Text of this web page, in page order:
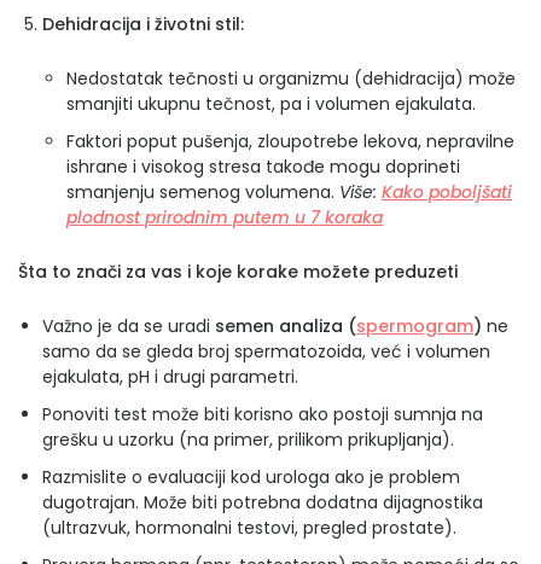
Dehidracija i životni stil:
Nedostatak tečnosti u organizmu (dehidracija) može
smanjiti ukupnu tečnost, pa i volumen ejakulata.
Faktori poput pušenja, zloupotrebe lekova, nepravilne
ishrane i visokog stresa takođe mogu doprineti
smanjenju semenog volumena. Više: Kako poboljšati
plodnost prirodnim putem u 7 koraka
Šta to znači za vas i koje korake možete preduzeti
Važno je da se uradi semen analiza (spermogram) ne
samo da se gleda broj spermatozoida, već i volumen
ejakulata, pH i drugi parametri.
Ponoviti test može biti korisno ako postoji sumnja na
grešku u uzorku (na primer, prilikom prikupljanja).
Razmislite o evaluaciji kod urologa ako je problem
dugotrajan. Može biti potrebna dodatna dijagnostika
(ultrazvuk, hormonalni testovi, pregled prostate).